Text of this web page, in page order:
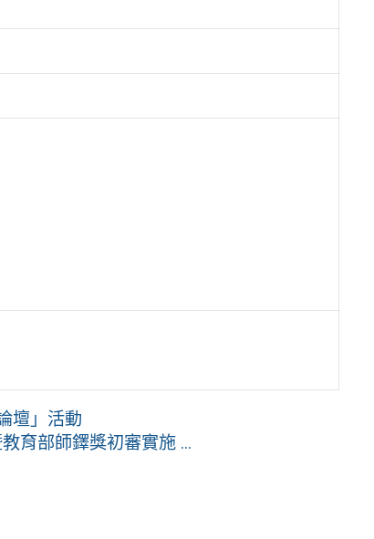
壇」活動
育部師鐸獎初審實施 ...